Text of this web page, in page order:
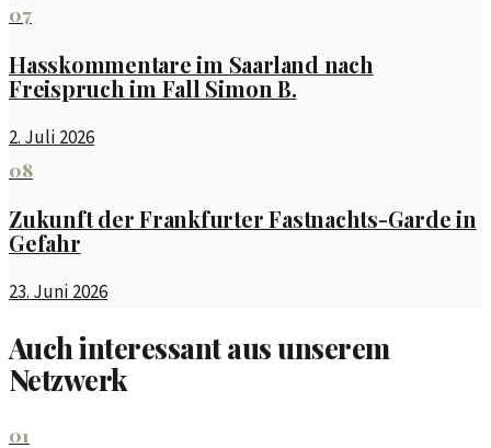
07
Hasskommentare im Saarland nach
Freispruch im Fall Simon B.
2. Juli 2026
08
Zukunft der Frankfurter Fastnachts-Garde in
Gefahr
23. Juni 2026
Auch interessant aus unserem
Netzwerk
01